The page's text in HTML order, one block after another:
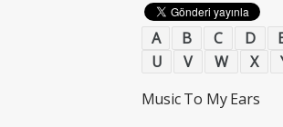
A B C D
U
V W X
Music To My Ears